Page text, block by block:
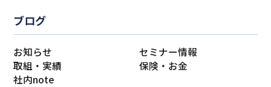
ブログ
お知らせ
セミナー情報
取組・実績
保険・お金
社内note